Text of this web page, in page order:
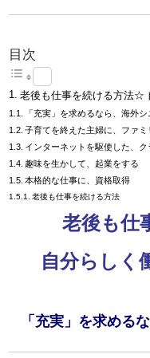
目次
老後も仕事を続ける方法☆
「充実」を求めるなら、海外
子育てを終えた主婦に、ファミ
インターネットを駆使した、ク
趣味を生かして、起業をする
本格的な仕事に、資格取得
老後も仕事を続ける方法
老後も仕
自分らしく
「充実」を求める